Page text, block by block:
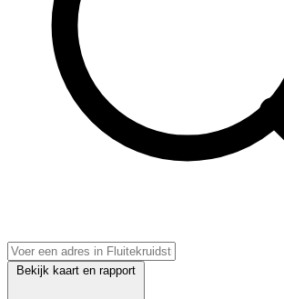
Bekijk kaart en rapport